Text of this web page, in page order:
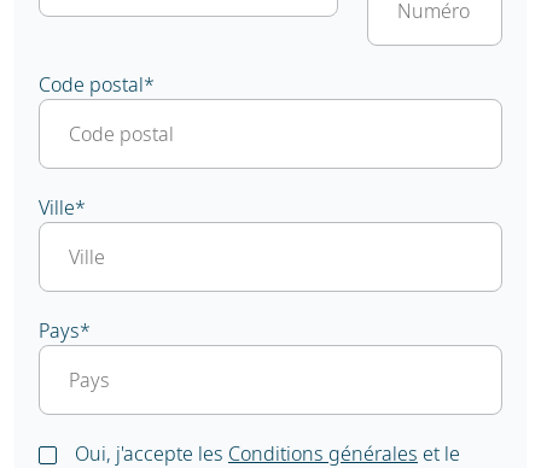
Code postal*
Ville*
Pays*
Oui, j'accepte les Conditions générales et le